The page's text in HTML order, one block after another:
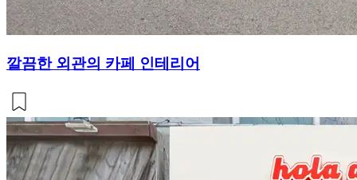
깔끔한 외관의 카페 인테리어